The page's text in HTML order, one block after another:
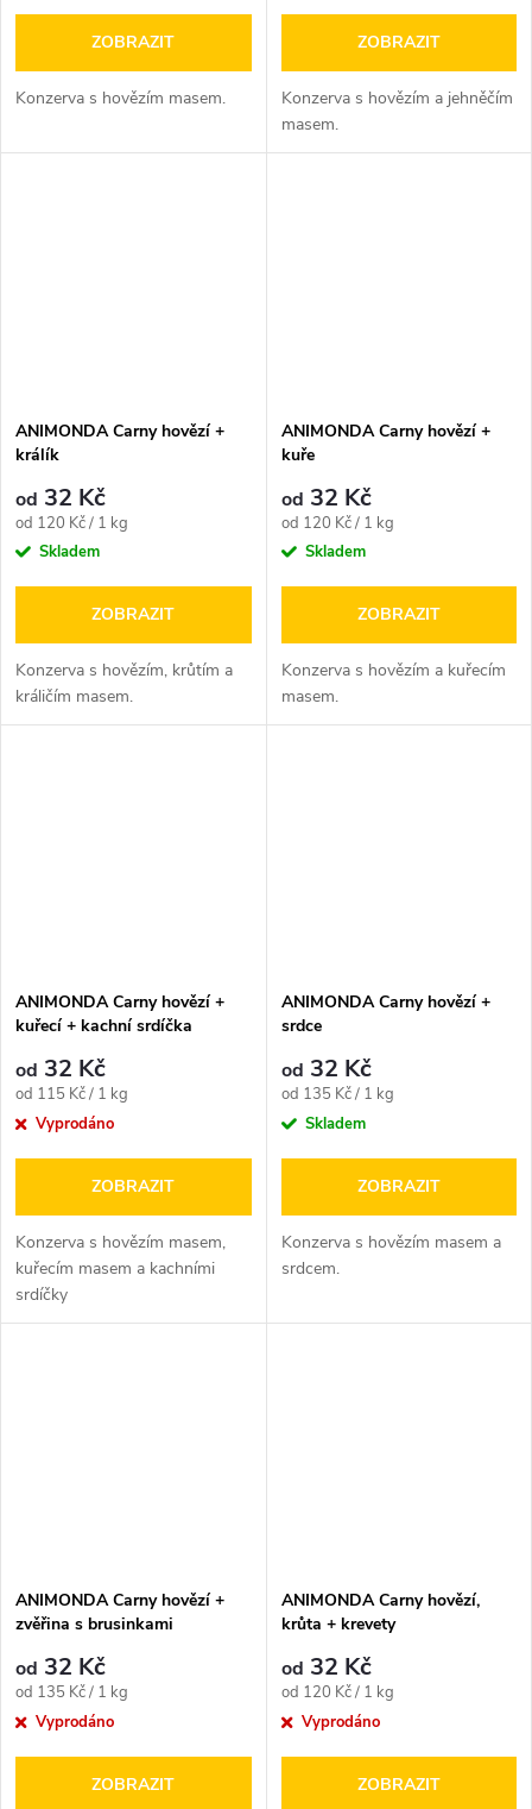
ZOBRAZIT
Konzerva s hovězím masem.
ZOBRAZIT
Konzerva s hovězím a jehněčím
masem.
ANIMONDA Carny hovězí +
králík
od 32 Kč
Měrná
cena:
od 120 Kč / 1 kg
Skladem
ZOBRAZIT
Konzerva s hovězím, krůtím a
králičím masem.
ANIMONDA Carny hovězí +
kuře
od 32 Kč
Měrná
cena:
od 120 Kč / 1 kg
Skladem
ZOBRAZIT
Konzerva s hovězím a kuřecím
masem.
ANIMONDA Carny hovězí +
kuřecí + kachní srdíčka
od 32 Kč
Měrná
cena:
od 115 Kč / 1 kg
Vyprodáno
ZOBRAZIT
Konzerva s hovězím masem,
kuřecím masem a kachními
srdíčky
ANIMONDA Carny hovězí +
srdce
od 32 Kč
Měrná
cena:
od 135 Kč / 1 kg
Skladem
ZOBRAZIT
Konzerva s hovězím masem a
srdcem.
ANIMONDA Carny hovězí +
zvěřina s brusinkami
od 32 Kč
Měrná
cena:
od 135 Kč / 1 kg
Vyprodáno
ZOBRAZIT
ANIMONDA Carny hovězí,
krůta + krevety
od 32 Kč
Měrná
cena:
od 120 Kč / 1 kg
Vyprodáno
ZOBRAZIT